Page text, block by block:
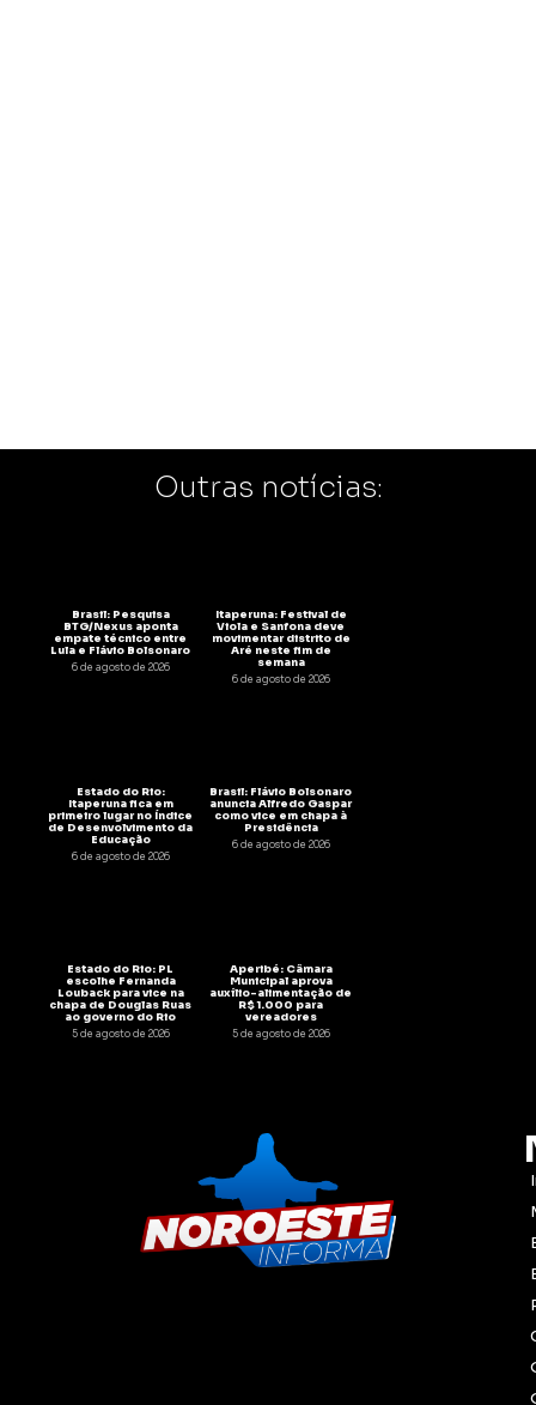
Outras notícias:
Brasil: Pesquisa
BTG/Nexus aponta
empate técnico entre
Lula e Flávio Bolsonaro
6 de agosto de 2026
Itaperuna: Festival de
Viola e Sanfona deve
movimentar distrito de
Aré neste fim de
semana
6 de agosto de 2026
Estado do Rio:
Itaperuna fica em
primeiro lugar no Índice
de Desenvolvimento da
Educação
6 de agosto de 2026
Brasil: Flávio Bolsonaro
anuncia Alfredo Gaspar
como vice em chapa à
Presidência
6 de agosto de 2026
Estado do Rio: PL
escolhe Fernanda
Louback para vice na
chapa de Douglas Ruas
ao governo do Rio
5 de agosto de 2026
Aperibé: Câmara
Municipal aprova
auxílio-alimentação de
R$ 1.000 para
vereadores
5 de agosto de 2026